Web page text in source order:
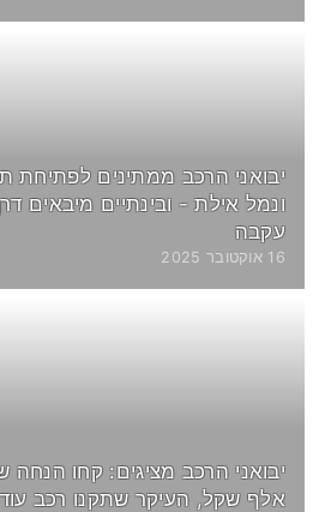
יבואני הרכב ממתינים לפתיחת
ונמל אילת - ובינתיים מיבאים
עקבה
16 אוקטובר 2025
אלף שקל, העיקר שתקנו רכב